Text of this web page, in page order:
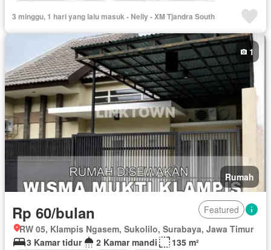
Halaman
Keamanan 24 jam
Outdoor entertaining area
Ruang layanan
Berperabot lengkap
3 minggu, 1 hari yang lalu masuk - Nelly - XM Tjandra South
Rumah
1
Rp 60/bulan
Featured
RW 05, Klampis Ngasem, Sukolilo, Surabaya, Jawa Timur
3 Kamar tidur
2 Kamar mandi
135 m²